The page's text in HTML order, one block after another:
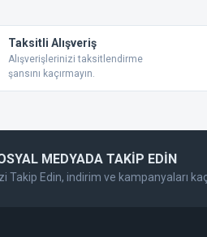
Taksitli Alışveriş
Alışverişlerinizi taksitlendirme
şansını kaçırmayın.
MEDYADA TAKİP EDİN
Takip Edin, indirim ve kampanyaları